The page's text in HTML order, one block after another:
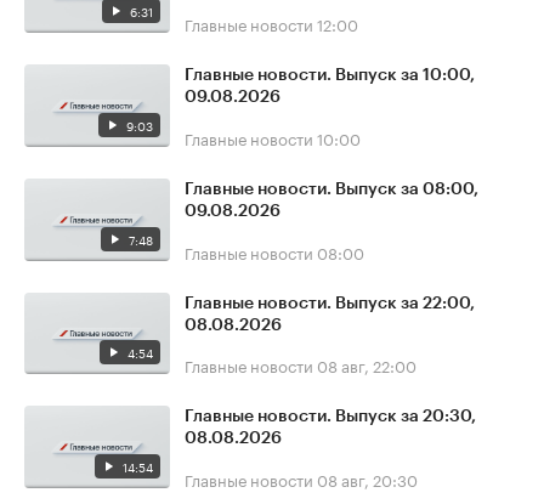
6:31 Главные новости 12:00
9:03
Главные новости. Выпуск за 10:00,
09.08.2026
Главные новости 10:00
7:48
Главные новости. Выпуск за 08:00,
09.08.2026
Главные новости 08:00
4:54
Главные новости. Выпуск за 22:00,
08.08.2026
Главные новости 08 авг, 22:00
14:54
Главные новости. Выпуск за 20:30,
08.08.2026
Главные новости 08 авг, 20:30